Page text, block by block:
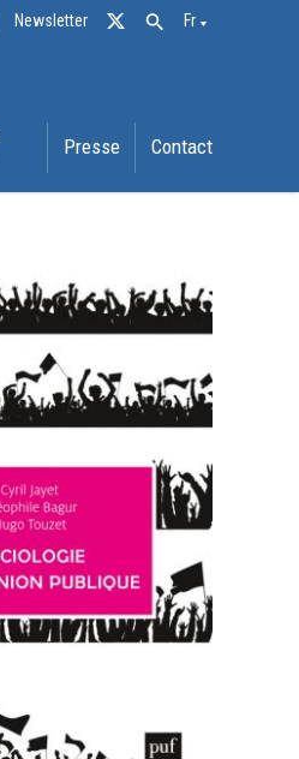
Newsletter Fr
Presse Contact